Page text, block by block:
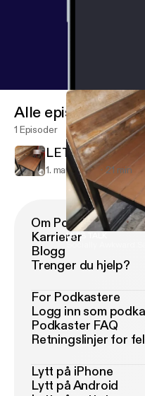
LETS TALK
Alle episoder
1 Episoder
LETS TALK
1. mars 2018 21 min
Om Podimo
Karrierer
Blogg
Trenger du hjelp?
For Podkastere
Logg inn som
Podkaster FAQ
Retningslinjer for
Lytt på iPhone
Lytt på Android